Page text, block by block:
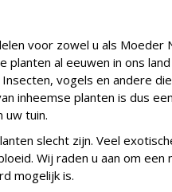
voor zowel u als Moeder
al eeuwen in ons
vogels en andere
inheemse planten is dus
uw tuin.
slecht zijn. Veel
Wij raden u aan om een
mogelijk is.